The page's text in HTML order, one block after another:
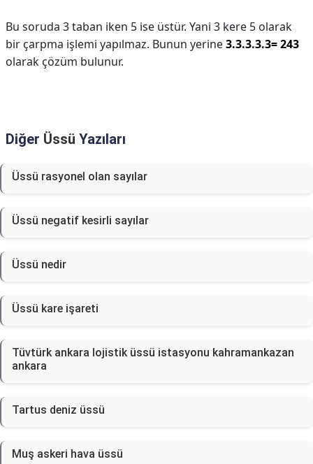
Bu soruda 3 taban iken 5 ise üstür. Yani 3 kere 5 olarak
bir çarpma işlemi yapılmaz. Bunun yerine3.3.3.3.3= 243
olarak çözüm bulunur.
Diğer Üssü Yazıları
Üssü rasyonel olan sayılar
Üssü negatif kesirli sayılar
Üssü nedir
Üssü kare işareti
Tüvtürk ankara lojistik üssü istasyonu kahramankazan
ankara
Tartus deniz üssü
Muş askeri hava üssü